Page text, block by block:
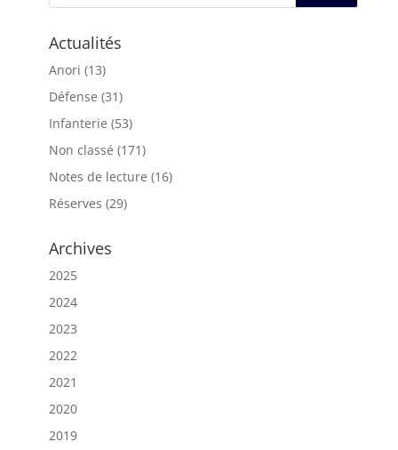
Actualités
Anori (13)
Défense (31)
Infanterie (53)
Non classé (171)
Notes de lecture (16)
Réserves (29)
Archives
2025
2024
2023
2022
2021
2020
2019